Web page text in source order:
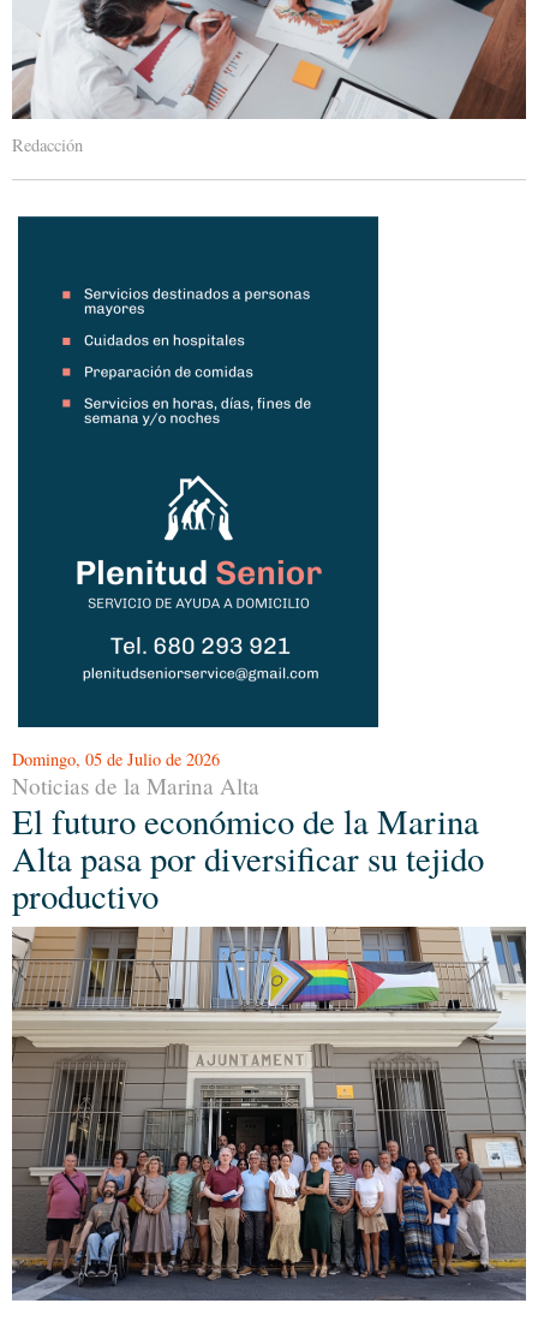
Redacción
Domingo, 05 de Julio de 2026
Noticias de la Marina Alta
El futuro económico de la Marina
Alta pasa por diversificar su tejido
productivo